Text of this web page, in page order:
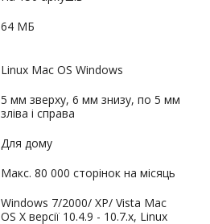
64 МБ
Linux Mac OS Windows
5 мм зверху, 6 мм знизу, по 5 мм
зліва і справа
Для дому
Макс. 80 000 сторінок на місяць
Windows 7/2000/ XP/ Vista Mac
OS X версії 10.4.9 - 10.7.x, Linux